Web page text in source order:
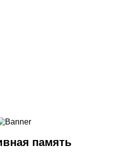
память